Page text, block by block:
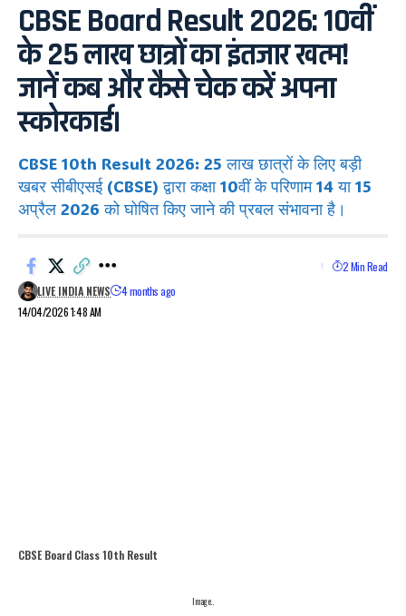
CBSE Board Result 2026: 10वीं
के 25 लाख छात्रों का इंतजार खत्म!
जानें कब और कैसे चेक करें अपना
स्कोरकार्ड।
CBSE 10th Result 2026: 25 लाख छात्रों के लिए बड़ी
खबर सीबीएसई (CBSE) द्वारा कक्षा 10वीं के परिणाम 14 या 15
अप्रैल 2026 को घोषित किए जाने की प्रबल संभावना है।
14/04/2026 1:48 AM
LIVE INDIA NEWS 4 months ago
2 Min Read
CBSE Board Class 10th Result
Image..